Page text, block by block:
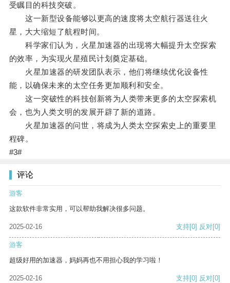
受瞩目的科技突破。
这一新型设备能够以更高的速度将太空航行器送往火
星，大大缩短了航程时间。
科学家们认为，火星加速器的出现将大幅提升太空探索
的效率，为实现火星殖民计划奠定基础。
火星加速器的研发团队表示，他们将继续优化设备性
能，以确保未来的太空任务更加顺利和安全。
这一突破性的科技创新将为人类带来更多的太空探索机
会，也为人类文明的发展开辟了新的道路。
火星加速器的问世，将成为人类太空探索史上的重要里
程碑。
#3#
评论
游客
这款软件非常实用，可以帮助我解决很多问题。
2025-02-16 支持[0] 反对[0]
游客
超级好用的加速器，妈妈再也不用担心我的学习啦！
2025-02-16 支持[0] 反对[0]